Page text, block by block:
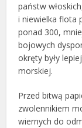
państw
i niewielka flota
ponad 300,
bojowych
okręty były
morskiej.
Przed bitwą
zwolennikiem
wiernych do